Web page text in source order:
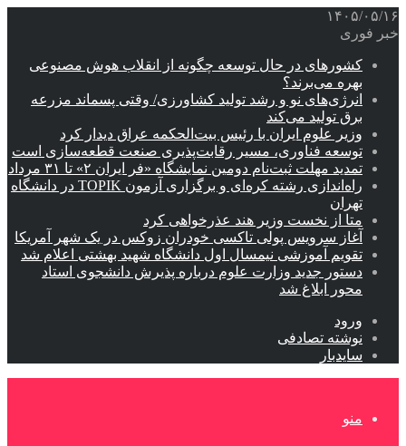
۱۴۰۵/۰۵/۱۶
خبر فوری
کشورهای در حال توسعه چگونه از انقلاب هوش مصنوعی
بهره می‌برند؟
انرژی‌های نو و رشد تولید کشاورزی/ وقتی پسماند مزرعه‌
برق تولید می‌کند
وزیر علوم ایران با رئیس بیت‌الحکمه عراق دیدار کرد
توسعه فناوری، مسیر رقابت‌پذیری صنعت قطعه‌سازی است
تمدید مهلت ثبت‌نام دومین نمایشگاه «فر ایران ۲» تا ۳۱ مرداد
راه‌اندازی رشته کره‌ای و برگزاری آزمون TOPIK در دانشگاه
تهران
متا از نخست وزیر هند عذرخواهی کرد
آغاز سرویس پولی تاکسی خودران زوکس در یک شهر آمریکا
تقویم آموزشی نیمسال اول دانشگاه شهید بهشتی اعلام شد
دستور جدید وزارت علوم درباره پذیرش دانشجوی استاد
محور ابلاغ شد
ورود
نوشته تصادفی
سایدبار
منو